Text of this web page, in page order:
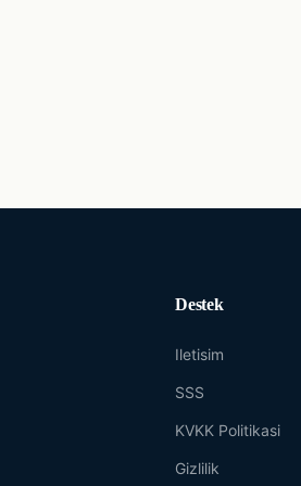
Destek
Iletisim
SSS
KVKK Politikasi
Gizlilik